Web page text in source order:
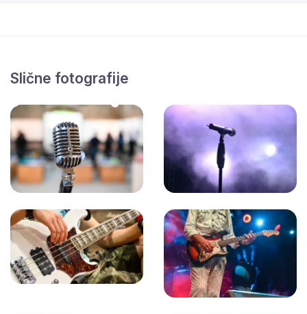
Slične fotografije